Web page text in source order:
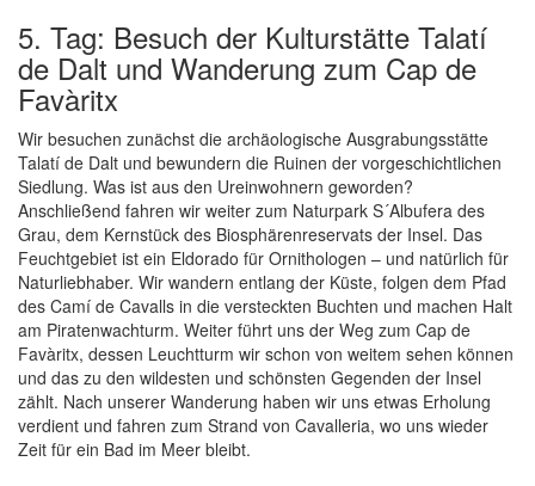
5. Tag: Besuch der Kulturstätte Talatí
de Dalt und Wanderung zum Cap de
Favàritx
Wir besuchen zunächst die archäologische Ausgrabungsstätte
Talatí de Dalt und bewundern die Ruinen der vorgeschichtlichen
Siedlung. Was ist aus den Ureinwohnern geworden?
Anschließend fahren wir weiter zum Naturpark S´Albufera des
Grau, dem Kernstück des Biosphärenreservats der Insel. Das
Feuchtgebiet ist ein Eldorado für Ornithologen – und natürlich für
Naturliebhaber. Wir wandern entlang der Küste, folgen dem Pfad
des Camí de Cavalls in die versteckten Buchten und machen Halt
am Piratenwachturm. Weiter führt uns der Weg zum Cap de
Favàritx, dessen Leuchtturm wir schon von weitem sehen können
und das zu den wildesten und schönsten Gegenden der Insel
zählt. Nach unserer Wanderung haben wir uns etwas Erholung
verdient und fahren zum Strand von Cavalleria, wo uns wieder
Zeit für ein Bad im Meer bleibt.